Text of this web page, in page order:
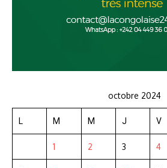
octobre 2024
L M M J V
1 2 3 4